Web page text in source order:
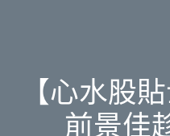
【心水股
前景佳